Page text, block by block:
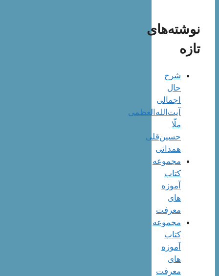
نوشته‌های
تازه
شرح
حال
اجمالی
آیت‌الله‌العظمی
ملّا
حسین‌قلی
همدانی
مجموعه
کتاب
آموزه
های
معرفت
مجموعه
کتاب
آموزه
های
معرفت